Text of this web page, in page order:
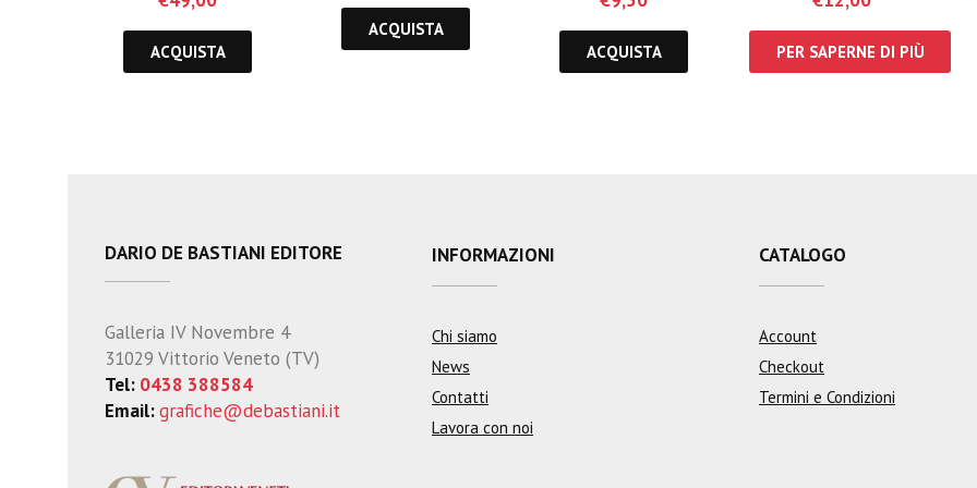
ACQUISTA
ACQUISTA
ACQUISTA PER SAPERNE DI PIÙ
DARIO DE BASTIANI EDITORE
Galleria IV Novembre 4
31029 Vittorio Veneto (TV)
Tel: 0438 388584
Email:grafiche@debastiani.it
INFORMAZIONI
Chi siamo
News
Contatti
Lavora con noi
CATALOGO
Account
Checkout
Termini e Condizioni